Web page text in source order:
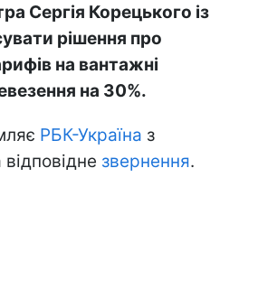
Сергія Корецького із
рішення про
на вантажні
на 30%.
РБК-Україна з
звернення.